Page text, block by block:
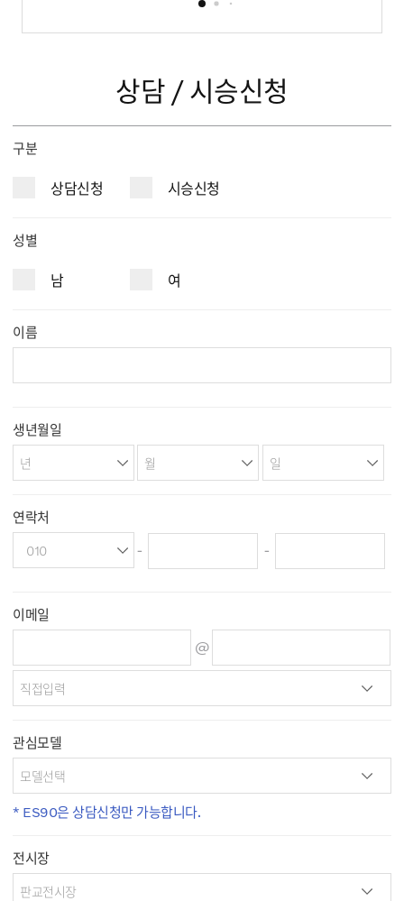
상담 / 시승신청
구분
상담신청 시승신청
성별
남 여
이름
생년월일
연락처
- -
이메일
@
관심모델
* ES90은 상담신청만 가능합니다.
전시장